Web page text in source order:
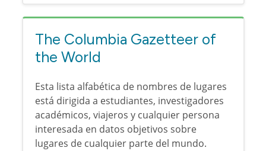
The Columbia Gazetteer of
the World
Esta lista alfabética de nombres de lugares
está dirigida a estudiantes, investigadores
académicos, viajeros y cualquier persona
interesada en datos objetivos sobre
lugares de cualquier parte del mundo.